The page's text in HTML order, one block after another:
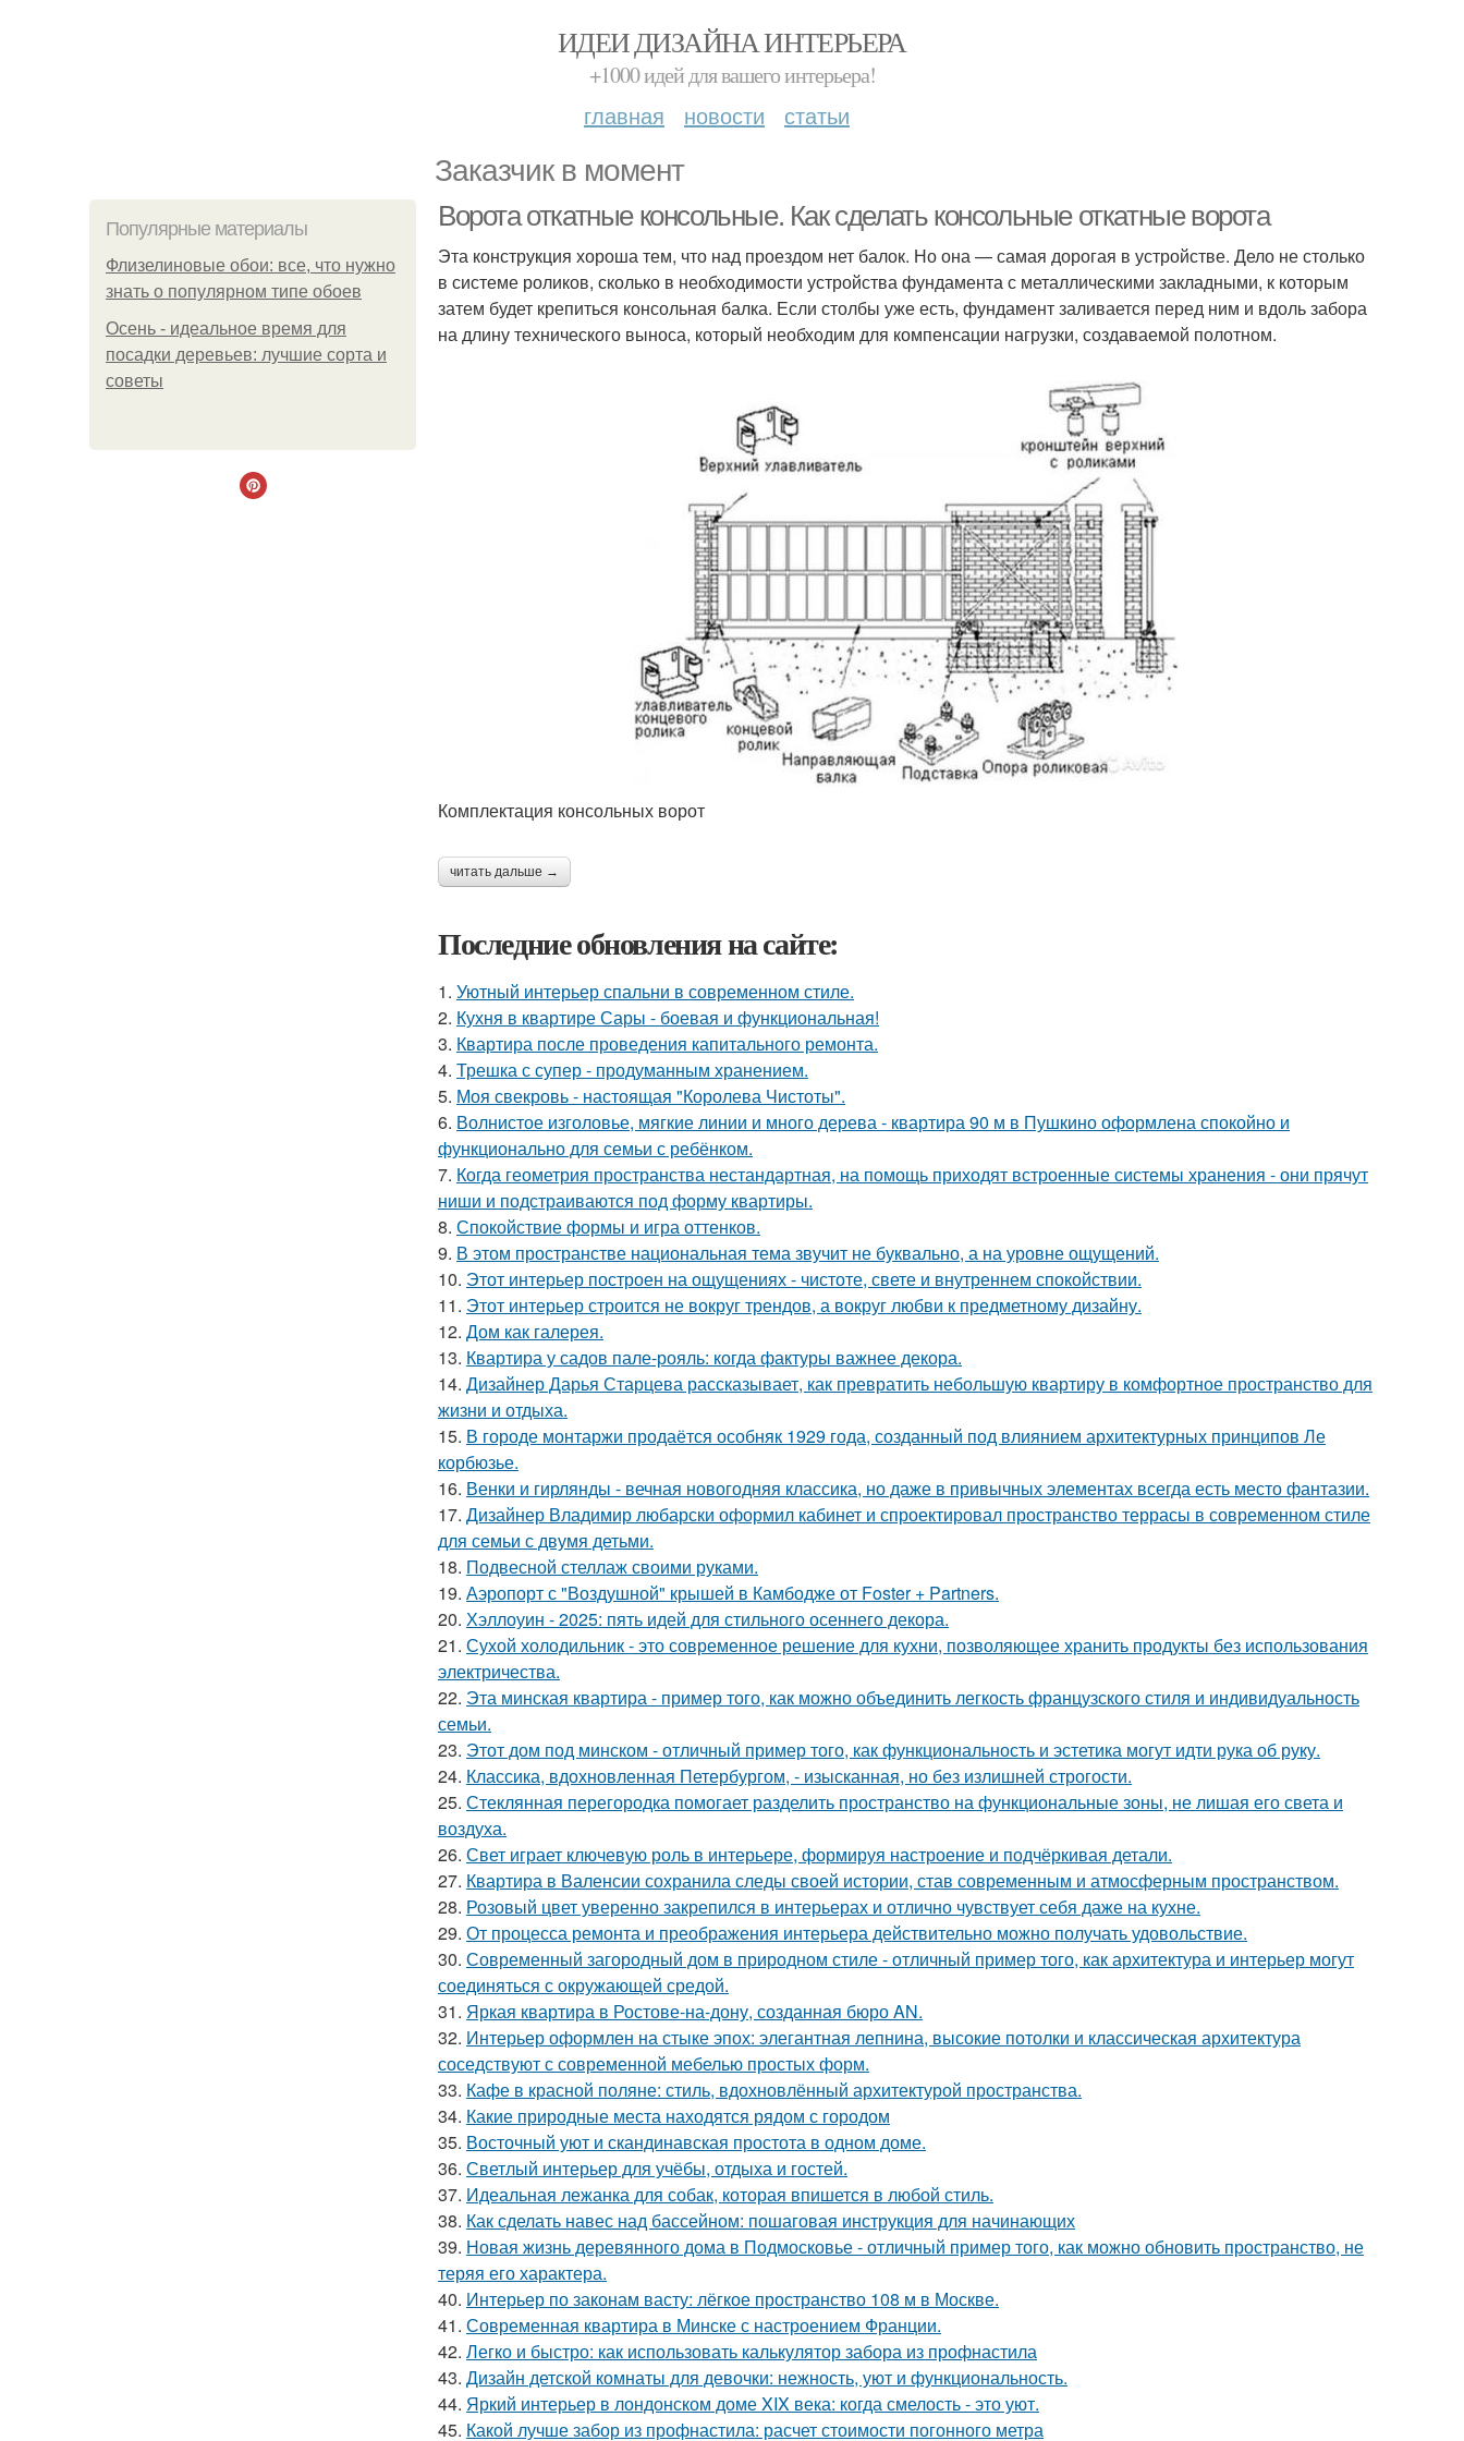
ИДЕИ ДИЗАЙНА ИНТЕРЬЕРА
+1000 идей для вашего интерьера!
главная новости статьи
Заказчик в момент
Популярные материалы
Флизелиновые обои: все, что нужно
знать о популярном типе обоев
Осень - идеальное время для
посадки деревьев: лучшие сорта и
советы
Ворота откатные консольные. Как сделать консольные откатные ворота
Эта конструкция хороша тем, что над проездом нет балок. Но она — самая дорогая в устройстве. Дело не столько
в системе роликов, сколько в необходимости устройства фундамента с металлическими закладными, к которым
затем будет крепиться консольная балка. Если столбы уже есть, фундамент заливается перед ним и вдоль забора
на длину технического выноса, который необходим для компенсации нагрузки, создаваемой полотном.
Комплектация консольных ворот
читать дальше →
Последние обновления на сайте:
1. Уютный интерьер спальни в современном стиле.
2. Кухня в квартире Сары - боевая и функциональная!
3. Квартира после проведения капитального ремонта.
4. Трешка с супер - продуманным хранением.
5. Моя свекровь - настоящая "Королева Чистоты".
6. Волнистое изголовье, мягкие линии и много дерева - квартира 90 м в Пушкино оформлена спокойно и
функционально для семьи с ребёнком.
7. Когда геометрия пространства нестандартная, на помощь приходят встроенные системы хранения - они прячут
ниши и подстраиваются под форму квартиры.
8. Спокойствие формы и игра оттенков.
9. В этом пространстве национальная тема звучит не буквально, а на уровне ощущений.
10. Этот интерьер построен на ощущениях - чистоте, свете и внутреннем спокойствии.
11. Этот интерьер строится не вокруг трендов, а вокруг любви к предметному дизайну.
12. Дом как галерея.
13. Квартира у садов пале-рояль: когда фактуры важнее декора.
14. Дизайнер Дарья Старцева рассказывает, как превратить небольшую квартиру в комфортное пространство для
жизни и отдыха.
15. В городе монтаржи продаётся особняк 1929 года, созданный под влиянием архитектурных принципов Ле
корбюзье.
16. Венки и гирлянды - вечная новогодняя классика, но даже в привычных элементах всегда есть место фантазии.
17. Дизайнер Владимир любарски оформил кабинет и спроектировал пространство террасы в современном стиле
для семьи с двумя детьми.
18. Подвесной стеллаж своими руками.
19. Аэропорт с "Воздушной" крышей в Камбодже от Foster + Partners.
20. Хэллоуин - 2025: пять идей для стильного осеннего декора.
21. Сухой холодильник - это современное решение для кухни, позволяющее хранить продукты без использования
электричества.
22. Эта минская квартира - пример того, как можно объединить легкость французского стиля и индивидуальность
семьи.
23. Этот дом под минском - отличный пример того, как функциональность и эстетика могут идти рука об руку.
24. Классика, вдохновленная Петербургом, - изысканная, но без излишней строгости.
25. Стеклянная перегородка помогает разделить пространство на функциональные зоны, не лишая его света и
воздуха.
26. Свет играет ключевую роль в интерьере, формируя настроение и подчёркивая детали.
27. Квартира в Валенсии сохранила следы своей истории, став современным и атмосферным пространством.
28. Розовый цвет уверенно закрепился в интерьерах и отлично чувствует себя даже на кухне.
29. От процесса ремонта и преображения интерьера действительно можно получать удовольствие.
30. Современный загородный дом в природном стиле - отличный пример того, как архитектура и интерьер могут
соединяться с окружающей средой.
31. Яркая квартира в Ростове-на-дону, созданная бюро AN.
32. Интерьер оформлен на стыке эпох: элегантная лепнина, высокие потолки и классическая архитектура
соседствуют с современной мебелью простых форм.
33. Кафе в красной поляне: стиль, вдохновлённый архитектурой пространства.
34. Какие природные места находятся рядом с городом
35. Восточный уют и скандинавская простота в одном доме.
36. Светлый интерьер для учёбы, отдыха и гостей.
37. Идеальная лежанка для собак, которая впишется в любой стиль.
38. Как сделать навес над бассейном: пошаговая инструкция для начинающих
39. Новая жизнь деревянного дома в Подмосковье - отличный пример того, как можно обновить пространство, не
теряя его характера.
40. Интерьер по законам васту: лёгкое пространство 108 м в Москве.
41. Современная квартира в Минске с настроением Франции.
42. Легко и быстро: как использовать калькулятор забора из профнастила
43. Дизайн детской комнаты для девочки: нежность, уют и функциональность.
44. Яркий интерьер в лондонском доме XIX века: когда смелость - это уют.
45. Какой лучше забор из профнастила: расчет стоимости погонного метра